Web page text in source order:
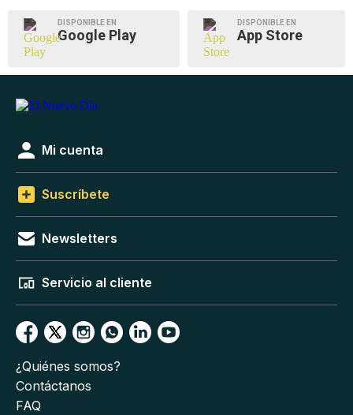
DISPONIBLE EN
Google Play
DISPONIBLE EN
App Store
Mi cuenta
Suscríbete
Newsletters
Servicio al cliente
¿Quiénes somos?
Contáctanos
FAQ